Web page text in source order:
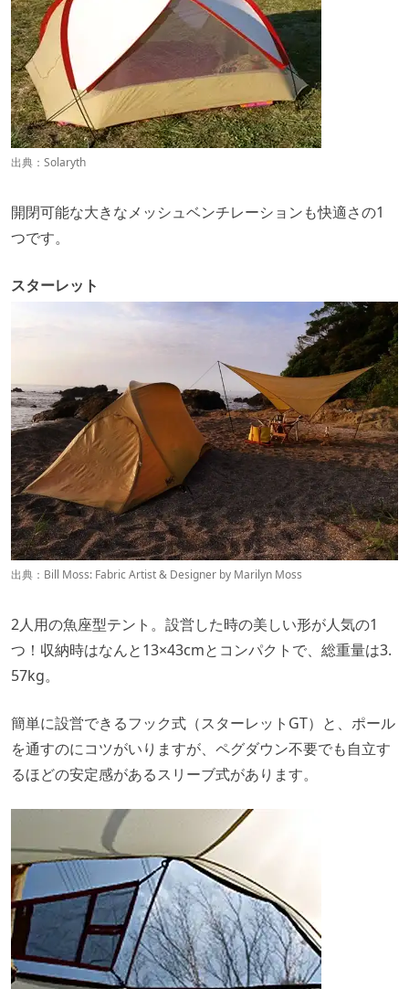
出典： Solaryth
開閉可能な大きなメッシュベンチレーションも快適さの1
つです。
スターレット
出典： Bill Moss: Fabric Artist & Designer by Marilyn Moss
2人用の魚座型テント。設営した時の美しい形が人気の1
つ！収納時はなんと13×43cmとコンパクトで、総重量は3.
57kg。
簡単に設営できるフック式（スターレットGT）と、ポール
を通すのにコツがいりますが、ペグダウン不要でも自立す
るほどの安定感があるスリーブ式があります。